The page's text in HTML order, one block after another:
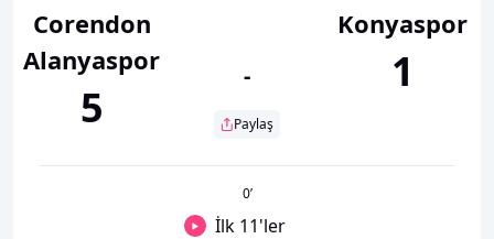
Corendon
Alanyaspor
5
-
Paylaş
Konyaspor
1
0’
İlk 11'ler